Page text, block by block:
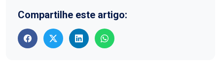
Compartilhe este artigo: